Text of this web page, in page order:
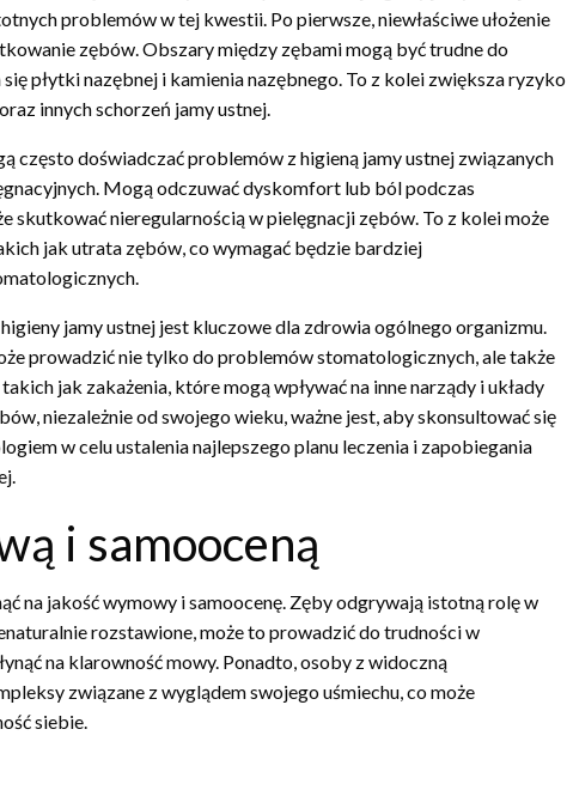
problemów w tej kwestii. Po pierwsze, niewłaściwe ułożenie
zębów. Obszary między zębami mogą być trudne do
płytki nazębnej i kamienia nazębnego. To z kolei zwiększa ryzyko
innych schorzeń jamy ustnej.
często doświadczać problemów z higieną jamy ustnej związanych
Mogą odczuwać dyskomfort lub ból podczas
skutkować nieregularnością w pielęgnacji zębów. To z kolei może
jak utrata zębów, co wymagać będzie bardziej
jamy ustnej jest kluczowe dla zdrowia ogólnego organizmu.
prowadzić nie tylko do problemów stomatologicznych, ale także
jak zakażenia, które mogą wpływać na inne narządy i układy
niezależnie od swojego wieku, ważne jest, aby skonsultować się
w celu ustalenia najlepszego planu leczenia i zapobiegania
i samooceną
na jakość wymowy i samoocenę. Zęby odgrywają istotną rolę w
rozstawione, może to prowadzić do trudności w
na klarowność mowy. Ponadto, osoby z widoczną
związane z wyglądem swojego uśmiechu, co może
siebie.